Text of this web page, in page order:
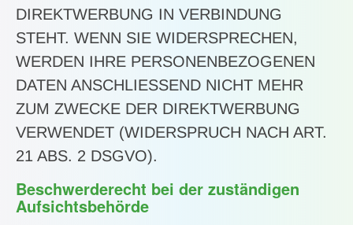
DIREKTWERBUNG IN VERBINDUNG
STEHT. WENN SIE WIDERSPRECHEN,
WERDEN IHRE PERSONENBEZOGENEN
DATEN ANSCHLIESSEND NICHT MEHR
ZUM ZWECKE DER DIREKTWERBUNG
VERWENDET (WIDERSPRUCH NACH ART.
21 ABS. 2 DSGVO).
Beschwerde­recht bei der zuständigen
Aufsichts­behörde